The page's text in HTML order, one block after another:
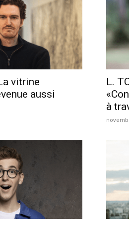
vitrine
aussi
L.
à